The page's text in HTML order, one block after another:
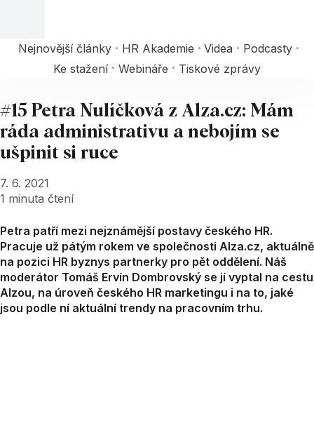
Nejnovější články HR Akademie Videa
Podcasty
Ke stažení
Webináře Tiskové zprávy
#15 Petra Nulíčková z Alza.cz: Mám
ráda administrativu a nebojím se
ušpinit si ruce
7. 6. 2021
1 minuta čtení
Petra patří mezi nejznámější postavy českého HR.
Pracuje už pátým rokem ve společnosti Alza.cz, aktuálně
na pozici HR byznys partnerky pro pět oddělení. Náš
moderátor Tomáš Ervín Dombrovský se jí vyptal na cestu
Alzou, na úroveň českého HR marketingu i na to, jaké
jsou podle ní aktuální trendy na pracovním trhu.